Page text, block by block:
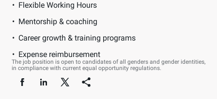
Flexible Working Hours
Mentorship & coaching
Career growth & training programs
Expense reimbursement
The job position is open to candidates of all genders and gender identities,
in compliance with current equal opportunity regulations.